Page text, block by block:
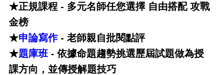
★正規課程 - 多元名師任您選擇 自由搭配 攻戰
金榜
★申論寫作- 老師親自批閱點評
★題庫班- 依據命題趨勢挑選歷屆試題做為授
課方向，並傳授解題技巧